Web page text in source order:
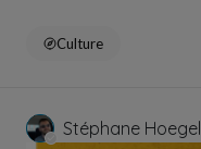
Culture
Stéphane Hoegel